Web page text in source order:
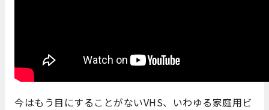
今はもう目にすることがないVHS、いわゆる家庭用ビ